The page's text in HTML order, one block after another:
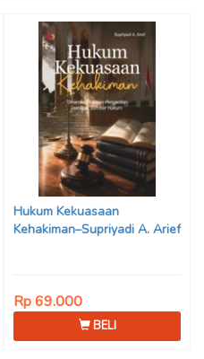
Hukum Kekuasaan
Kehakiman–Supriyadi A. Arief
Rp 69.000
BELI